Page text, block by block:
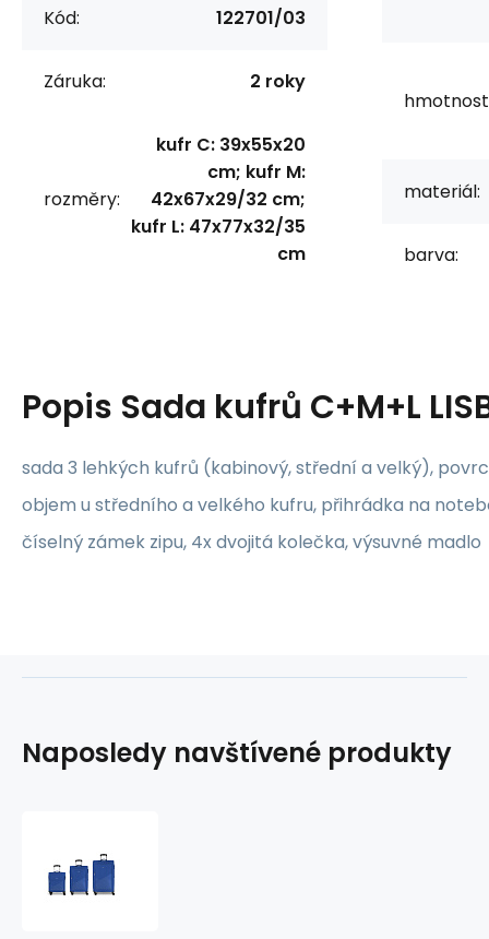
Kód: 122701/03
Záruka: 2 roky
rozměry:
kufr C: 39x55x20
cm; kufr M:
42x67x29/32 cm;
kufr L: 47x77x32/35
cm
materiál:
barva:
Popis Sada kufrů C+M+L
sada 3 lehkých kufrů (kabinový, střední a velký),
objem u středního a velkého kufru, přihrádka na
číselný zámek zipu, 4x dvojitá kolečka, výsuvné madlo
Naposledy navštívené produkty